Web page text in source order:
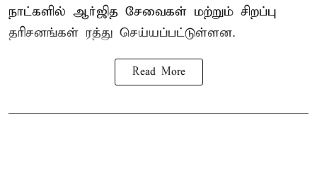
நாட்களில் ஆர்ஜித சேவைகள் மற்றும் சிறப்பு
தரிசனங்கள் ரத்து செய்யப்பட்டுள்ளன.
Read More